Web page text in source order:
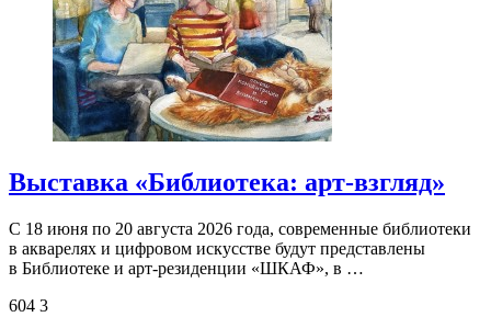
Выставка «Библиотека: арт-взгляд»
С 18 июня по 20 августа 2026 года, современные библиотеки
в акварелях и цифровом искусстве будут представлены
в Библиотеке и арт-резиденции «ШКАФ», в …
604 3